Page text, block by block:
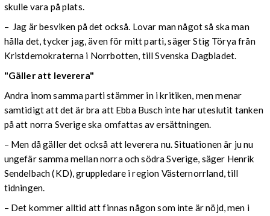
skulle vara på plats.
– Jag är besviken på det också. Lovar man något så ska man
hålla det, tycker jag, även för mitt parti, säger Stig Törya från
Kristdemokraterna i Norrbotten, till Svenska Dagbladet.
"Gäller att leverera"
Andra inom samma parti stämmer in i kritiken, men menar
samtidigt att det är bra att Ebba Busch inte har uteslutit tanken
på att norra Sverige ska omfattas av ersättningen.
– Men då gäller det också att leverera nu. Situationen är ju nu
ungefär samma mellan norra och södra Sverige, säger Henrik
Sendelbach (KD), gruppledare i region Västernorrland, till
tidningen.
– Det kommer alltid att finnas någon som inte är nöjd, men i